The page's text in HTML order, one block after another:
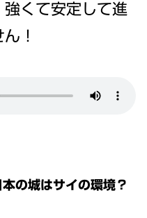
強くて安定して進
！
城はサイの環境？